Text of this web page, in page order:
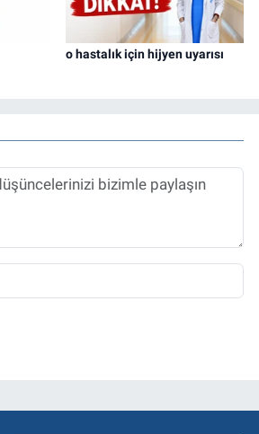
o hastalık için hijyen uyarısı